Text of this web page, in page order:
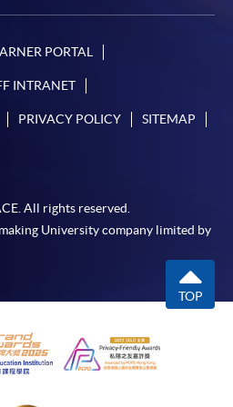
PORTAL
INTRANET
PRIVACY POLICY SITEMAP
All rights reserved.
University company limited by
TOP